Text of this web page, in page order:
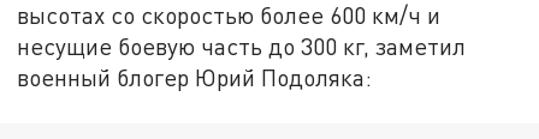
высотах со скоростью более 600 км/ч и
несущие боевую часть до 300 кг, заметил
военный блогер Юрий Подоляка: